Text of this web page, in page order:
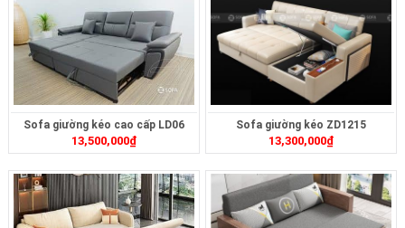
Sofa giường kéo cao cấp LD06
13,500,000₫
Sofa giường kéo ZD1215
13,300,000₫